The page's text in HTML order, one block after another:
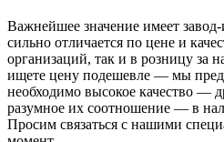
Важнейшее значение имеет
сильно отличается по цене и
организаций, так и в розницу за
ищете цену подешевле — мы
необходимо высокое качество —
разумное их соотношение — в
Просим связаться с нашими